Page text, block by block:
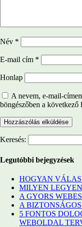
Név *
E-mail cím *
Honlap
A nevem, e-mail-
böngészőben a következő
Keresés:
Legutóbbi bejegyzések
HOGYAN
MILYEN
A GYORS
A
5 FONTOS
WEBOLDAL